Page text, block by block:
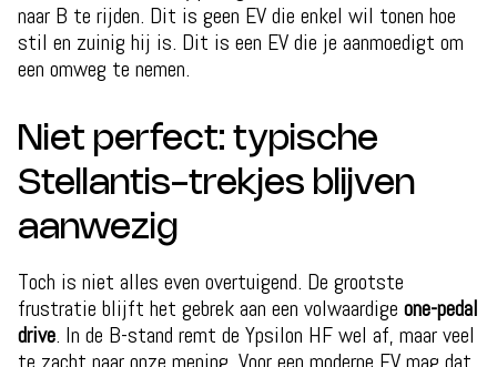
naar B te rijden. Dit is geen EV die enkel wil tonen hoe
stil en zuinig hij is. Dit is een EV die je aanmoedigt om
een omweg te nemen.
Niet perfect: typische
Stellantis-trekjes blijven
aanwezig
Toch is niet alles even overtuigend. De grootste
frustratie blijft het gebrek aan een volwaardige one-pedal
drive. In de B-stand remt de Ypsilon HF wel af, maar veel